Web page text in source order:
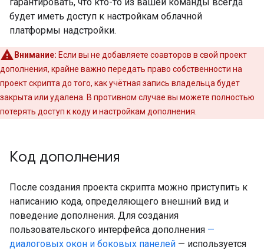
будет иметь доступ к настройкам облачной
платформы надстройки.
Внимание: Если вы не добавляете соавторов в свой проект
дополнения, крайне важно передать право собственности на
проект скрипта до того, как учётная запись владельца будет
закрыта или удалена. В противном случае вы можете полностью
потерять доступ к коду и настройкам дополнения.
Код дополнения
После создания проекта скрипта можно приступить к
написанию кода, определяющего внешний вид и
поведение дополнения. Для создания
пользовательского интерфейса дополнения —
диалоговых окон и боковых панелей — используется